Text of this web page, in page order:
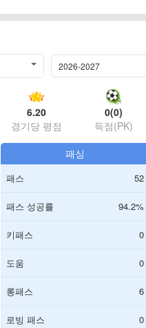
2026-2027
6.20
경기당 평점
0(0)
득점(PK)
패싱
패스 52
패스 성공률 94.2%
키패스 0
도움 0
롱패스 6
로빙 패스 0